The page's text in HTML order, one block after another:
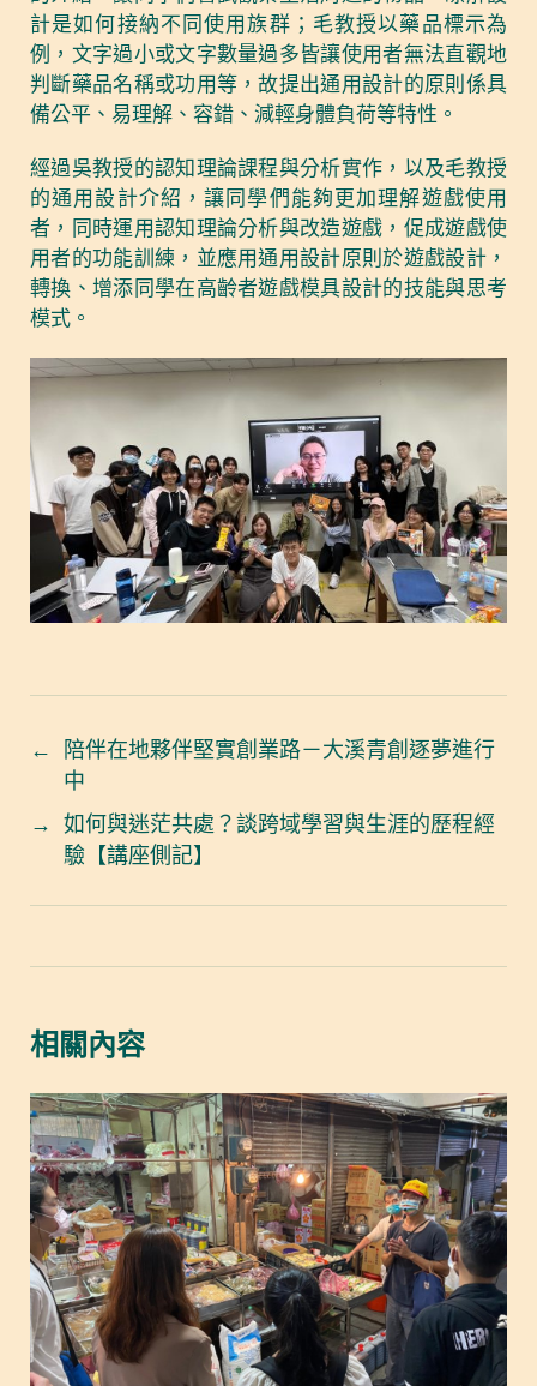
計是如何接納不同使用族群；毛教授以藥品標示為
例，文字過小或文字數量過多皆讓使用者無法直觀地
判斷藥品名稱或功用等，故提出通用設計的原則係具
備公平、易理解、容錯、減輕身體負荷等特性。
經過吳教授的認知理論課程與分析實作，以及毛教授
的通用設計介紹，讓同學們能夠更加理解遊戲使用
者，同時運用認知理論分析與改造遊戲，促成遊戲使
用者的功能訓練，並應用通用設計原則於遊戲設計，
轉換、增添同學在高齡者遊戲模具設計的技能與思考
模式。
←
陪伴在地夥伴堅實創業路－大溪青創逐夢進行
中
→
如何與迷茫共處？談跨域學習與生涯的歷程經
驗【講座側記】
相關內容